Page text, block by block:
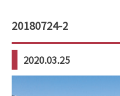
20180724-2
2020.03.25